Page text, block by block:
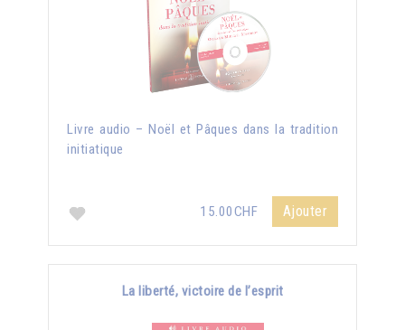
Livre audio – Noël et Pâques dans la tradition
initiatique
15.00CHF Ajouter
La liberté, victoire de l’esprit